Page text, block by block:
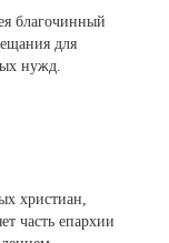
благочинный
для
нужд.
христиан,
часть епархии